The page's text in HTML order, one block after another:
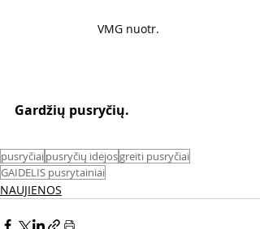
VMG nuotr.
Gardžių pusryčių.
pusryčiaipusryčių idėjosgreiti pusryčiai
GAIDELIS pusrytainiai
NAUJIENOS